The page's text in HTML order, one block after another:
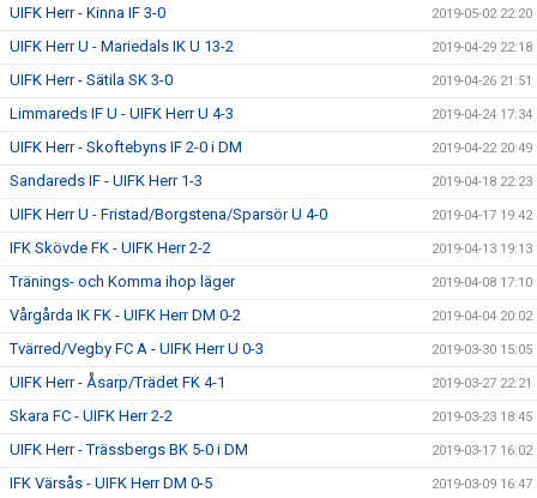
UIFK Herr - Kinna IF 3-0 2019-05-02 22:20
UIFK Herr U - Mariedals IK U 13-2 2019-04-29 22:18
UIFK Herr - Sätila SK 3-0 2019-04-26 21:51
Limmareds IF U - UIFK Herr U 4-3 2019-04-24 17:34
UIFK Herr - Skoftebyns IF 2-0 i DM 2019-04-22 20:49
Sandareds IF - UIFK Herr 1-3 2019-04-18 22:23
UIFK Herr U - Fristad/Borgstena/Sparsör U 4-0 2019-04-17 19:42
IFK Skövde FK - UIFK Herr 2-2 2019-04-13 19:13
Tränings- och Komma ihop läger 2019-04-08 17:10
Vårgårda IK FK - UIFK Herr DM 0-2 2019-04-04 20:02
Tvärred/Vegby FC A - UIFK Herr U 0-3 2019-03-30 15:05
UIFK Herr - Åsarp/Trädet FK 4-1 2019-03-27 22:21
Skara FC - UIFK Herr 2-2 2019-03-23 18:45
UIFK Herr - Trässbergs BK 5-0 i DM 2019-03-17 16:02
IFK Värsås - UIFK Herr DM 0-5 2019-03-09 16:47